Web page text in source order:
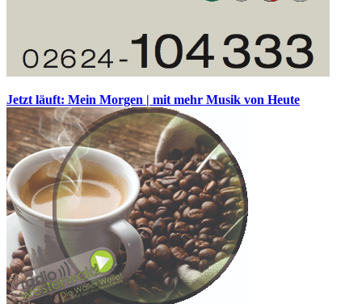
Jetzt läuft: Mein Morgen | mit mehr Musik von Heute